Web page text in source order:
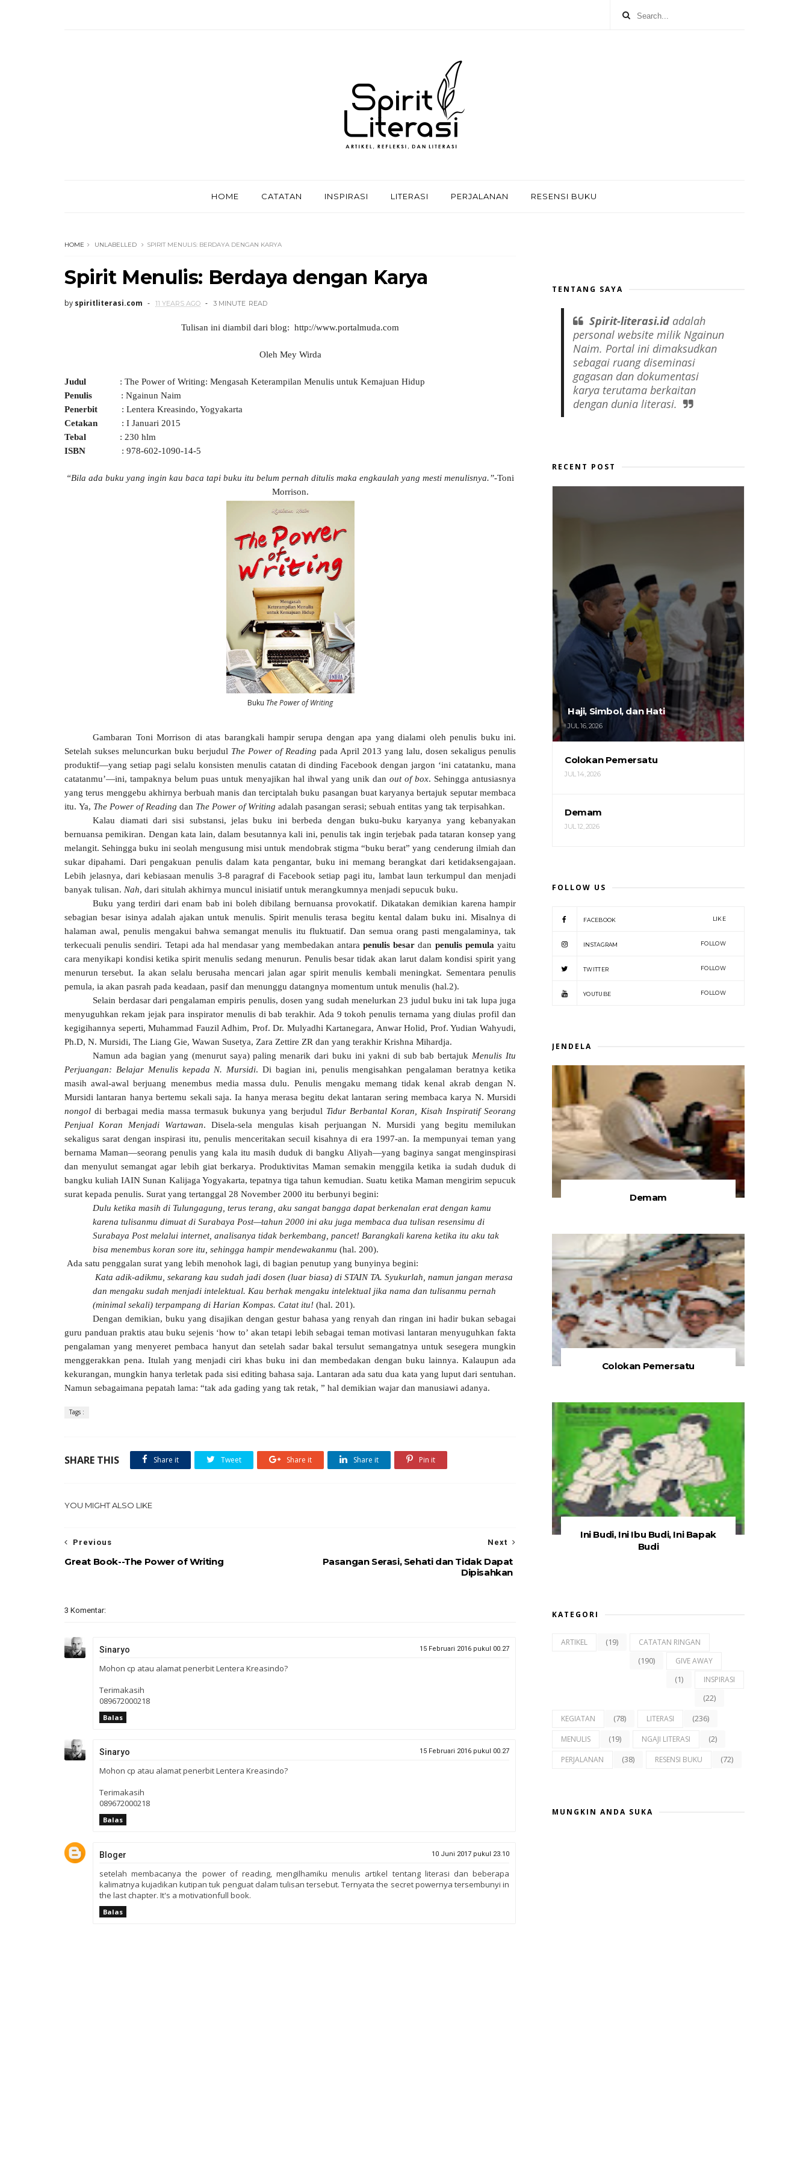
HOME CATATAN INSPIRASI LITERASI PERJALANAN RESENSI BUKU
HOME UNLABELLED SPIRIT MENULIS: BERDAYA DENGAN KARYA
Spirit Menulis: Berdaya dengan Karya
by spiritliterasi.com 11 YEARS AGO 3 MINUTE READ
Tulisan ini diambil dari blog: http://www.portalmuda.com
Oleh Mey Wirda
Judul : The Power of Writing: Mengasah Keterampilan Menulis untuk Kemajuan Hidup
Penulis : Ngainun Naim
Penerbit : Lentera Kreasindo, Yogyakarta
Cetakan : I Januari 2015
Tebal : 230 hlm
ISBN : 978-602-1090-14-5
“Bila ada buku yang ingin kau baca tapi buku itu belum pernah ditulis maka engkaulah yang mesti menulisnya.”-Toni
Morrison.
Buku The Power of Writing
Gambaran Toni Morrison di atas barangkali hampir serupa dengan apa yang dialami oleh penulis buku ini.
Setelah sukses meluncurkan buku berjudul The Power of Reading pada April 2013 yang lalu, dosen sekaligus penulis
produktif—yang setiap pagi selalu konsisten menulis catatan di dinding Facebook dengan jargon ‘ini catatanku, mana
catatanmu’—ini, tampaknya belum puas untuk menyajikan hal ihwal yang unik dan out of box. Sehingga antusiasnya
yang terus menggebu akhirnya berbuah manis dan terciptalah buku pasangan buat karyanya bertajuk seputar membaca
itu. Ya, The Power of Reading dan The Power of Writing adalah pasangan serasi; sebuah entitas yang tak terpisahkan.
Kalau diamati dari sisi substansi, jelas buku ini berbeda dengan buku-buku karyanya yang kebanyakan
bernuansa pemikiran. Dengan kata lain, dalam besutannya kali ini, penulis tak ingin terjebak pada tataran konsep yang
melangit. Sehingga buku ini seolah mengusung misi untuk mendobrak stigma “buku berat” yang cenderung ilmiah dan
sukar dipahami. Dari pengakuan penulis dalam kata pengantar, buku ini memang berangkat dari ketidaksengajaan.
Lebih jelasnya, dari kebiasaan menulis 3-8 paragraf di Facebook setiap pagi itu, lambat laun terkumpul dan menjadi
banyak tulisan. Nah, dari situlah akhirnya muncul inisiatif untuk merangkumnya menjadi sepucuk buku.
Buku yang terdiri dari enam bab ini boleh dibilang bernuansa provokatif. Dikatakan demikian karena hampir
sebagian besar isinya adalah ajakan untuk menulis. Spirit menulis terasa begitu kental dalam buku ini. Misalnya di
halaman awal, penulis mengakui bahwa semangat menulis itu fluktuatif. Dan semua orang pasti mengalaminya, tak
terkecuali penulis sendiri. Tetapi ada hal mendasar yang membedakan antara penulis besar dan penulis pemula yaitu
cara menyikapi kondisi ketika spirit menulis sedang menurun. Penulis besar tidak akan larut dalam kondisi spirit yang
menurun tersebut. Ia akan selalu berusaha mencari jalan agar spirit menulis kembali meningkat. Sementara penulis
pemula, ia akan pasrah pada keadaan, pasif dan menunggu datangnya momentum untuk menulis (hal.2).
Selain berdasar dari pengalaman empiris penulis, dosen yang sudah menelurkan 23 judul buku ini tak lupa juga
menyuguhkan rekam jejak para inspirator menulis di bab terakhir. Ada 9 tokoh penulis ternama yang diulas profil dan
kegigihannya seperti, Muhammad Fauzil Adhim, Prof. Dr. Mulyadhi Kartanegara, Anwar Holid, Prof. Yudian Wahyudi,
Ph.D, N. Mursidi, The Liang Gie, Wawan Susetya, Zara Zettire ZR dan yang terakhir Krishna Mihardja.
Namun ada bagian yang (menurut saya) paling menarik dari buku ini yakni di sub bab bertajuk Menulis Itu
Perjuangan: Belajar Menulis kepada N. Mursidi. Di bagian ini, penulis mengisahkan pengalaman beratnya ketika
masih awal-awal berjuang menembus media massa dulu. Penulis mengaku memang tidak kenal akrab dengan N.
Mursidi lantaran hanya bertemu sekali saja. Ia hanya merasa begitu dekat lantaran sering membaca karya N. Mursidi
nongol di berbagai media massa termasuk bukunya yang berjudul Tidur Berbantal Koran, Kisah Inspiratif Seorang
Penjual Koran Menjadi Wartawan. Disela-sela mengulas kisah perjuangan N. Mursidi yang begitu memilukan
sekaligus sarat dengan inspirasi itu, penulis menceritakan secuil kisahnya di era 1997-an. Ia mempunyai teman yang
bernama Maman—seorang penulis yang kala itu masih duduk di bangku Aliyah—yang baginya sangat menginspirasi
dan menyulut semangat agar lebih giat berkarya. Produktivitas Maman semakin menggila ketika ia sudah duduk di
bangku kuliah IAIN Sunan Kalijaga Yogyakarta, tepatnya tiga tahun kemudian. Suatu ketika Maman mengirim sepucuk
surat kepada penulis. Surat yang tertanggal 28 November 2000 itu berbunyi begini:
Dulu ketika masih di Tulungagung, terus terang, aku sangat bangga dapat berkenalan erat dengan kamu
karena tulisanmu dimuat di Surabaya Post—tahun 2000 ini aku juga membaca dua tulisan resensimu di
Surabaya Post melalui internet, analisanya tidak berkembang, pancet! Barangkali karena ketika itu aku tak
bisa menembus koran sore itu, sehingga hampir mendewakanmu(hal. 200).
Ada satu penggalan surat yang lebih menohok lagi, di bagian penutup yang bunyinya begini:
Kata adik-adikmu, sekarang kau sudah jadi dosen (luar biasa) di STAIN TA. Syukurlah, namun jangan merasa
dan mengaku sudah menjadi intelektual. Kau berhak mengaku intelektual jika nama dan tulisanmu pernah
(minimal sekali) terpampang di Harian Kompas. Catat itu! (hal. 201).
Dengan demikian, buku yang disajikan dengan gestur bahasa yang renyah dan ringan ini hadir bukan sebagai
guru panduan praktis atau buku sejenis ‘how to’ akan tetapi lebih sebagai teman motivasi lantaran menyuguhkan fakta
pengalaman yang menyeret pembaca hanyut dan setelah sadar bakal tersulut semangatnya untuk sesegera mungkin
menggerakkan pena. Itulah yang menjadi ciri khas buku ini dan membedakan dengan buku lainnya. Kalaupun ada
kekurangan, mungkin hanya terletak pada sisi editing bahasa saja. Lantaran ada satu dua kata yang luput dari sentuhan.
Namun sebagaimana pepatah lama: “tak ada gading yang tak retak, ” hal demikian wajar dan manusiawi adanya.
Tags :
SHARE THIS Share it Tweet Share it Share it Pin it
YOU MIGHT ALSO LIKE
Next
Pasangan Serasi, Sehati dan Tidak Dapat
Dipisahkan
Previous
Great Book--The Power of Writing
3 Komentar:
Sinaryo 15 Februari 2016 pukul 00.27
Mohon cp atau alamat penerbit Lentera Kreasindo?
Terimakasih
089672000218
Balas
Sinaryo 15 Februari 2016 pukul 00.27
Mohon cp atau alamat penerbit Lentera Kreasindo?
Terimakasih
089672000218
Balas
Bloger 10 Juni 2017 pukul 23.10
setelah membacanya the power of reading, mengilhamiku menulis artikel tentang literasi dan beberapa
kalimatnya kujadikan kutipan tuk penguat dalam tulisan tersebut. Ternyata the secret powernya tersembunyi in
the last chapter. It's a motivationfull book.
Balas
TENTANG SAYA
Spirit-literasi.id adalah
personal website milik Ngainun
Naim. Portal ini dimaksudkan
sebagai ruang diseminasi
gagasan dan dokumentasi
karya terutama berkaitan
dengan dunia literasi.
RECENT POST
Haji, Simbol, dan Hati
JUL 16, 2026
Colokan Pemersatu
JUL 14, 2026
Demam
JUL 12, 2026
FOLLOW US
FACEBOOK LIKE
INSTAGRAM FOLLOW
TWITTER FOLLOW
YOUTUBE FOLLOW
JENDELA
Demam
Colokan Pemersatu
Ini Budi, Ini Ibu Budi, Ini Bapak
Budi
KATEGORI
ARTIKEL (19) CATATAN RINGAN
(190) GIVE AWAY
(1) INSPIRASI
(22)
KEGIATAN (78) LITERASI (236)
MENULIS (19) NGAJI LITERASI (2)
PERJALANAN (38) RESENSI BUKU (72)
MUNGKIN ANDA SUKA